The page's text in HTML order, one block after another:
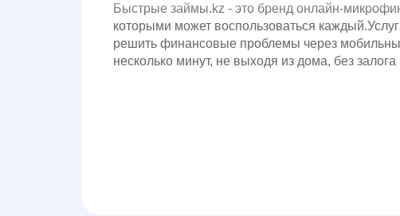
Быстрые займы.kz - это бренд онлайн-
которыми может воспользоваться
решить финансовые проблемы через
несколько минут, не выходя из дома, без залога